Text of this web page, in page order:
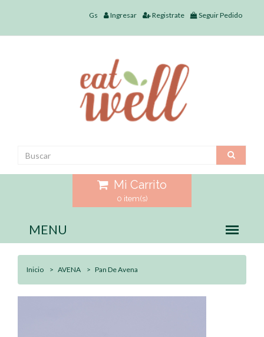
Gs Ingresar Registrate Seguir Pedido
Mi Carrito
0 item(s)
Inicio AVENA Pan De Avena